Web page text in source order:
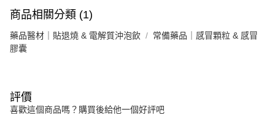
商品相關分類 (1)
藥品醫材｜貼退燒 & 電解質沖泡飲
常備藥品｜感冒顆粒 & 感冒
膠囊
評價
喜歡這個商品嗎？購買後給他一個好評吧